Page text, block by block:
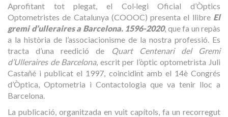
Aprofitant tot plegat, el Col·legi Oficial d’Òptics
Optometristes de Catalunya (COOOC) presenta el llibre El
gremi d’ulleraires a Barcelona. 1596-2020, que fa un repàs
a la història de l’associacionisme de la nostra professió. Es
tracta d’una reedició de
Quart Centenari del Gremi
d’Ulleraires de Barcelona, escrit per l’òptic optometrista Juli
Castañé i publicat el 1997, coincidint amb el 14è Congrés
d’Òptica, Optometria i Contactologia que va tenir lloc a
Barcelona.
La publicació, organitzada en vuit capítols, fa un recorregut